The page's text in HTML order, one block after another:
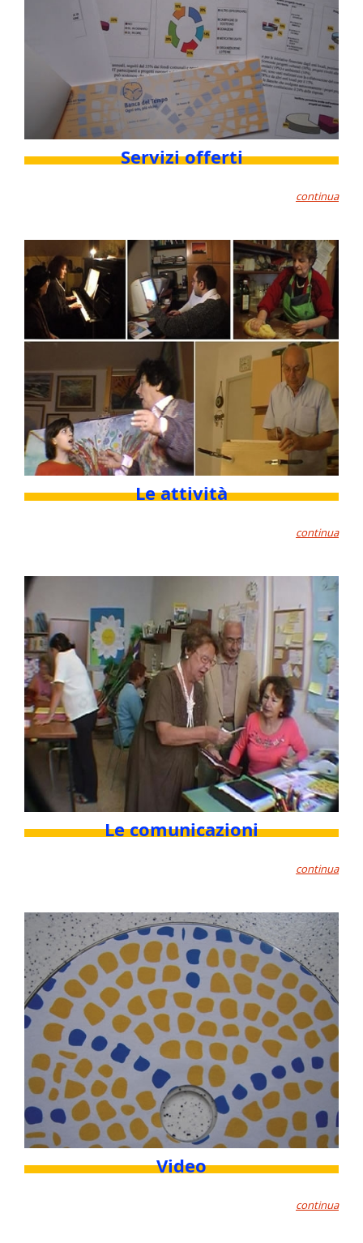
Servizi offerti
continua
Le attività
continua
Le comunicazioni
continua
Video
continua